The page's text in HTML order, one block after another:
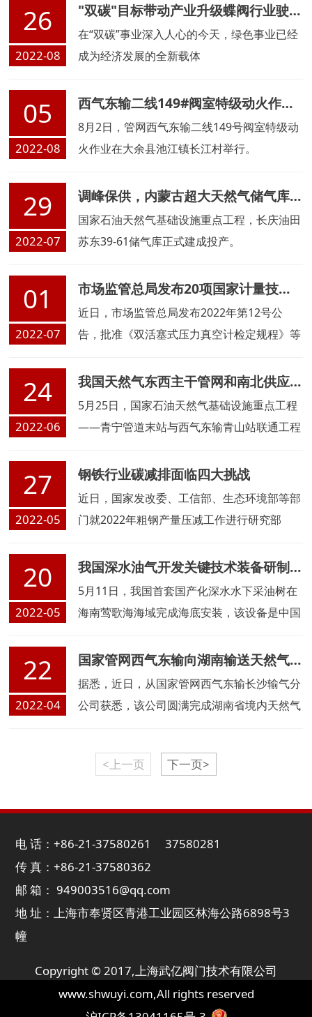
26
2022-08
"双碳"目标带动产业升级蝶阀行业驶入绿色环保赛道
在“双碳”事业深入人心的今天，绿色事业已经
成为经济发展的全新载体
05
2022-08
西气东输二线149#阀室特级动火作业圆满完成
8月2日，管网西气东输二线149号阀室特级动
火作业在大余县池江镇长江村举行。
29
2022-07
调峰保供，内蒙古超大天然气储气库建成投产
国家石油天然气基础设施重点工程，长庆油田
苏东39-61储气库正式建成投产。
01
2022-07
市场监管总局发布20项国家计量技术规范
近日，市场监管总局发布2022年第12号公
告，批准《双活塞式压力真空计检定规程》等
24
2022-06
我国天然气东西主干管网和南北供应要道全面联通
5月25日，国家石油天然气基础设施重点工程
——青宁管道末站与西气东输青山站联通工程
27
2022-05
钢铁行业碳减排面临四大挑战
近日，国家发改委、工信部、生态环境部等部
门就2022年粗钢产量压减工作进行研究部
区、
20
2022-05
我国深水油气开发关键技术装备研制获重要突破
5月11日，我国首套国产化深水水下采油树在
海南莺歌海海域完成海底安装，该设备是中国
项目的重要部分，标志着我国深水油气开发关
键技术装备研制迈出关键一步。
22
2022-04
国家管网西气东输向湖南输送天然气16.25亿立方米
据悉，近日，从国家管网西气东输长沙输气分
公司获悉，该公司圆满完成湖南省境内天然气
<上一页 下一页>
电 话：+86-21-37580261 37580281
传 真：+86-21-37580362
邮 箱： 949003516@qq.com
地 址：上海市奉贤区青港工业园区林海公路6898号3
幢
Copyright © 2017,上海武亿阀门技术有限公司
www.shwuyi.com,All rights reserved